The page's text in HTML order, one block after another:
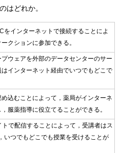
はどれか。
をインターネットで接続することによ
クションに参加できる。
ウェアを外部のデータセンターのサー
インターネット経由でいつでもどこで
込むことによって，薬局がインターネ
服薬指導に役立てることができる。
で配信することによって，受講者はス
いつでもどこでも授業を受けることが